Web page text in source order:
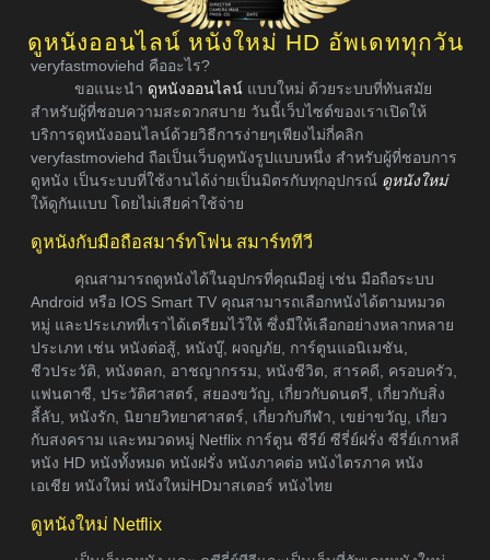
ดูหนังออนไลน์ หนังใหม่ HD อัพเดททุกวัน
veryfastmoviehd คืออะไร?
ขอแนะนำ ดูหนังออนไลน์ แบบใหม่ ด้วยระบบที่ทันสมัย
สำหรับผู้ที่ชอบความสะดวกสบาย วันนี้เว็บไซต์ของเราเปิดให้
บริการดูหนังออนไลน์ด้วยวิธีการง่ายๆเพียงไม่กี่คลิก
veryfastmoviehd ถือเป็นเว็บดูหนังรูปแบบหนึ่ง สำหรับผู้ที่ชอบการ
ดูหนัง เป็นระบบที่ใช้งานได้ง่ายเป็นมิตรกับทุกอุปกรณ์ ดูหนังใหม่
ให้ดูกันแบบ โดยไม่เสียค่าใช้จ่าย
ดูหนังกับมือถือสมาร์ทโฟน สมาร์ททีวี
คุณสามารถดูหนังได้ในอุปกรที่คุณมีอยู่ เช่น มือถือระบบ
Android หรือ IOS Smart TV คุณสามารถเลือกหนังได้ตามหมวด
หมู่ และประเภทที่เราได้เตรียมไว้ให้ ซึ่งมีให้เลือกอย่างหลากหลาย
ประเภท เช่น หนังต่อสู้, หนังบู๊, ผจญภัย, การ์ตูนแอนิเมชัน,
ชีวประวัติ, หนังตลก, อาชญากรรม, หนังชีวิต, สารคดี, ครอบครัว,
แฟนตาซี, ประวัติศาสตร์, สยองขวัญ, เกี่ยวกับดนตรี, เกี่ยวกับสิ่ง
ลี้ลับ, หนังรัก, นิยายวิทยาศาสตร์, เกี่ยวกับกีฬา, เขย่าขวัญ, เกี่ยว
กับสงคราม และหมวดหมู่ Netflix การ์ตูน ซีรีย์ ซีรี่ย์ฝรั่ง ซีรี่ย์เกาหลี
หนัง HD หนังทั้งหมด หนังฝรั่ง หนังภาคต่อ หนังไตรภาค หนัง
เอเชีย หนังใหม่ หนังใหม่HDมาสเตอร์ หนังไทย
ดูหนังใหม่ Netflix